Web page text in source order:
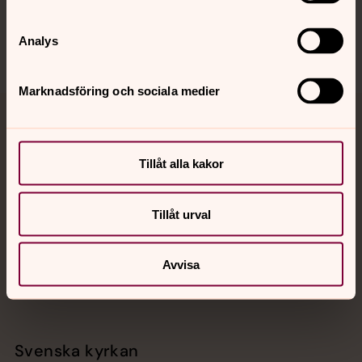
Analys
Marknadsföring och sociala medier
Tillåt alla kakor
Tillåt urval
Avvisa
Jourhavande präst
Akut samtals- och krisstöd. Prata eller chatta anonymt
med en präst på kvällar och nätter.
Chatt
Svenska kyrkan